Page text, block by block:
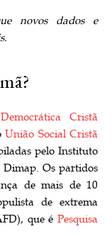
novos dados e
Cristã
União Social Cristã
pelo Instituto
Dimap. Os partidos
de mais de 10
de extrema
que é Pesquisa